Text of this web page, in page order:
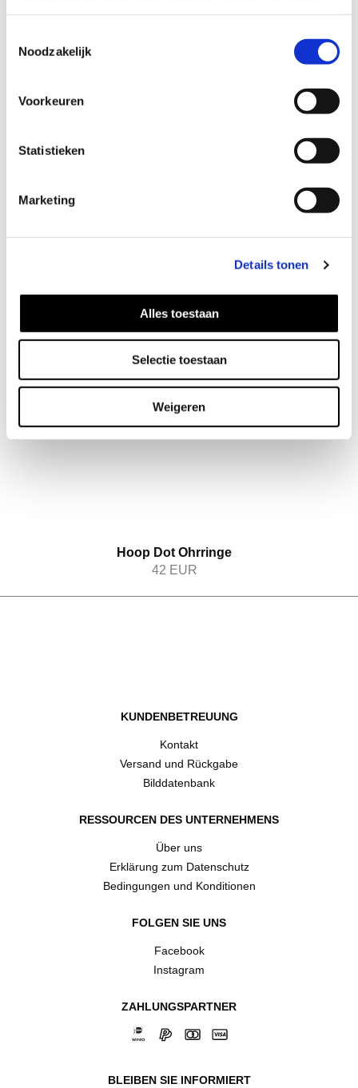
Noodzakelijk
Voorkeuren
Statistieken
Marketing
Details tonen
Alles toestaan
Selectie toestaan
Weigeren
Hoop Dot Ohrringe
42 EUR
KUNDENBETREUUNG
Kontakt
Versand und Rückgabe
Bilddatenbank
RESSOURCEN DES UNTERNEHMENS
Über uns
Erklärung zum Datenschutz
Bedingungen und Konditionen
FOLGEN SIE UNS
Facebook
Instagram
ZAHLUNGSPARTNER
BLEIBEN SIE INFORMIERT